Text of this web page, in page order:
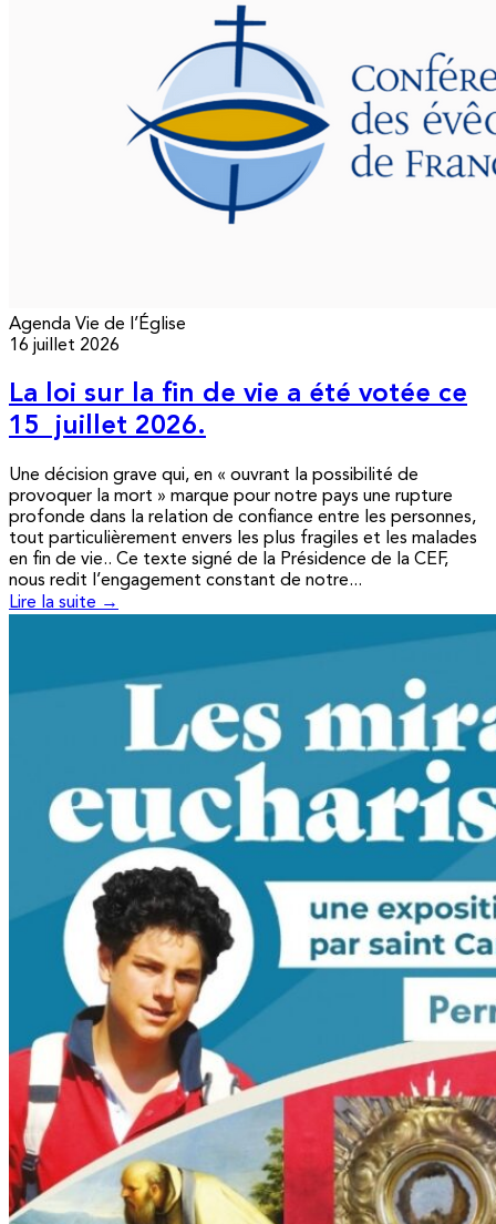
Agenda Vie de l’Église
16 juillet 2026
La loi sur la fin de vie a été votée ce
15 juillet 2026.
Une décision grave qui, en « ouvrant la possibilité de
provoquer la mort » marque pour notre pays une rupture
profonde dans la relation de confiance entre les personnes,
tout particulièrement envers les plus fragiles et les malades
en fin de vie.. Ce texte signé de la Présidence de la CEF,
nous redit l’engagement constant de notre...
Lire la suite →